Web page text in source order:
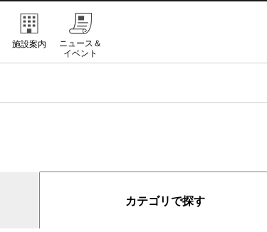
施設案内
ニュース＆
イベント
カテゴリで探す